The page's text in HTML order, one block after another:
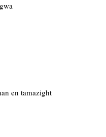
en tamazight